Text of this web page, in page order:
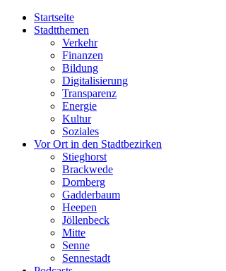
Startseite
Stadtthemen
Verkehr
Finanzen
Bildung
Digitalisierung
Transparenz
Energie
Kultur
Soziales
Vor Ort in den Stadtbezirken
Stieghorst
Brackwede
Dornberg
Gadderbaum
Heepen
Jöllenbeck
Mitte
Senne
Sennestadt